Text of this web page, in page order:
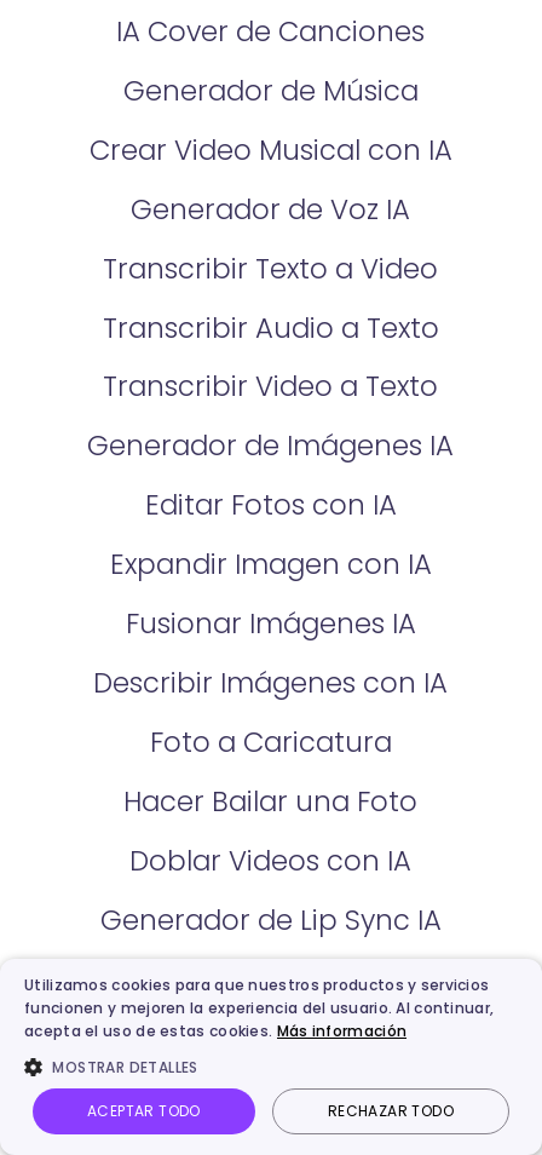
IA Cover de Canciones
Generador de Música
Crear Video Musical con IA
Generador de Voz IA
Transcribir Texto a Video
Transcribir Audio a Texto
Transcribir Video a Texto
Generador de Imágenes IA
Editar Fotos con IA
Expandir Imagen con IA
Fusionar Imágenes IA
Describir Imágenes con IA
Foto a Caricatura
Hacer Bailar una Foto
Doblar Videos con IA
Generador de Lip Sync IA
Fotos para CV con IA
Compresor de Videos
Traductor de Audio Online
Utilizamos cookies para que nuestros productos y servicios
funcionen y mejoren la experiencia del usuario. Al continuar,
acepta el uso de estas cookies. Más información
MOSTRAR DETALLES
ACEPTAR TODO RECHAZAR TODO